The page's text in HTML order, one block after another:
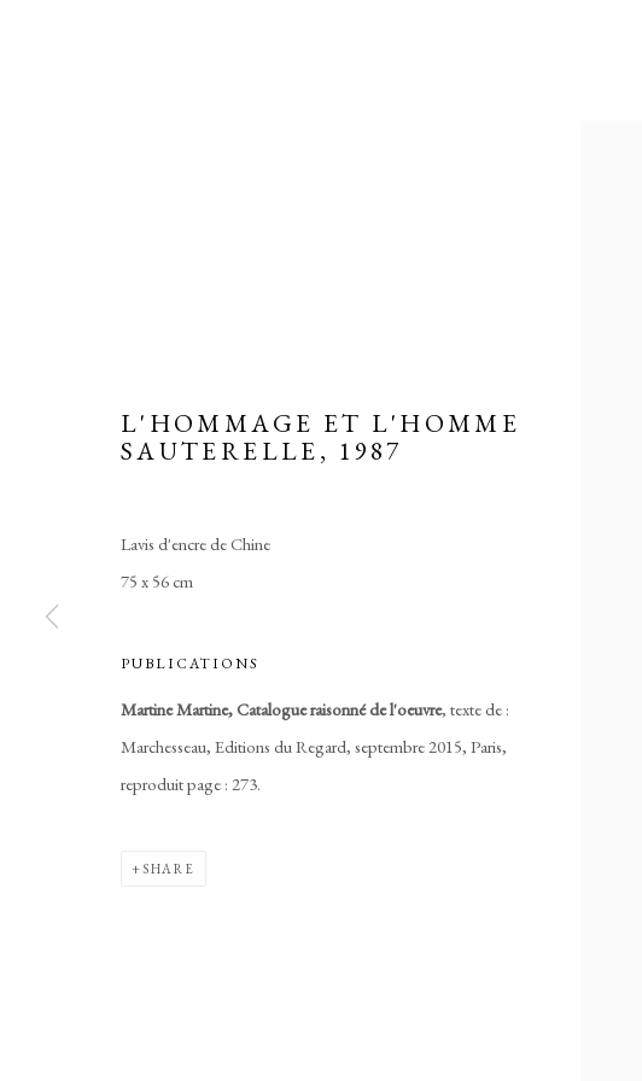
Manage cookies
COPYRIGHT © 2026 MARTINE MARTINE
L'HOMMAGE ET L'HOMME
SAUTERELLE, 1987
Lavis d'encre de Chine
75 x 56 cm
PUBLICATIONS
Martine Martine, Catalogue raisonné de l'oeuvre, texte de :
Marchesseau, Editions du Regard, septembre 2015, Paris,
reproduit page : 273.
SHARE